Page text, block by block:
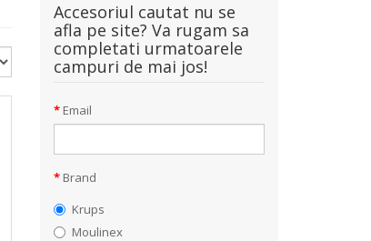
Accesoriul cautat nu se
afla pe site? Va rugam sa
completati urmatoarele
campuri de mai jos!
Email
Brand
Krups
Moulinex